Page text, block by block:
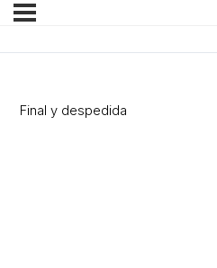
Final y despedida